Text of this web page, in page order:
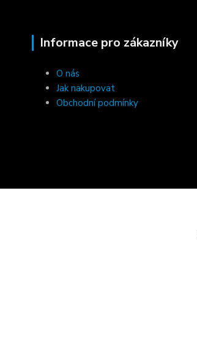
Informace pro zákazníky
O nás
Jak nakupovat
Obchodní podmínky